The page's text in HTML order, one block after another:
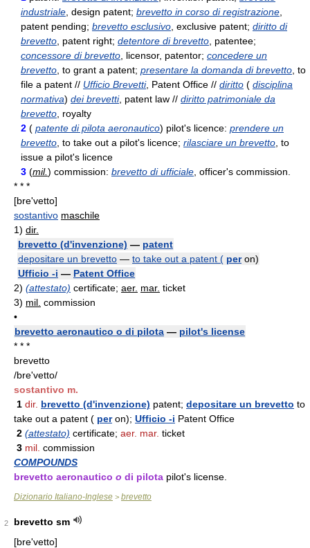
industriale , design patent; brevetto in corso di registrazione
patent pending; brevetto esclusivo , exclusive patent; diritto di
brevetto , patent right; detentore di brevetto , patentee;
concessore di brevetto , licensor, patentor; concedere un
brevetto , to grant a patent; presentare la domanda di brevetto , to
file a patent // Ufficio Brevetti, Patent Office // diritto ( disciplina
normativa) dei brevetti, patent law // diritto patrimoniale da
brevetto , royalty
2 ( patente di pilota aeronautico) pilot's licence: prendere un
brevetto , to take out a pilot's licence; rilasciare un brevetto , to
issue a pilot's licence
3 (mil.) commission: brevetto di ufficiale , officer's commission.
* * *
[bre'vetto]
sostantivo maschile
1) dir.
brevetto (d'invenzione) — patent
depositare un brevetto — to take out a patent ( peron)
Ufficio -i — Patent Office
2) (attestato) certificate; aer. mar. ticket
3) mil. commission
•
brevetto aeronautico o di pilota — pilot's license
* * *
brevetto
/bre'vetto/
sostantivo m.
1 dir. brevetto (d'invenzione) patent; depositare un brevetto to
take out a patent ( peron); Ufficio -i Patent Office
2 (attestato) certificate; aer. mar. ticket
3 mil. commission
COMPOUNDS
brevetto aeronautico o di pilota pilot's license.
Dizionario Italiano-Inglese > brevetto
2
brevetto sm
[bre'vetto]